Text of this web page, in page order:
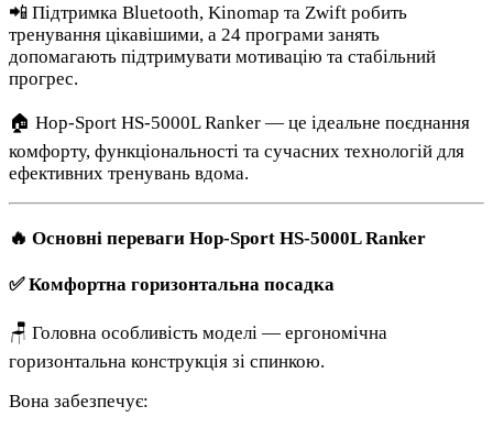
📲 Підтримка Bluetooth, Kinomap та Zwift робить
тренування цікавішими, а 24 програми занять
допомагають підтримувати мотивацію та стабільний
прогрес.
🏠 Hop-Sport HS-5000L Ranker — це ідеальне поєднання
комфорту, функціональності та сучасних технологій для
ефективних тренувань вдома.
🔥 Основні переваги Hop-Sport HS-5000L Ranker
✅ Комфортна горизонтальна посадка
🪑 Головна особливість моделі — ергономічна
горизонтальна конструкція зі спинкою.
Вона забезпечує: